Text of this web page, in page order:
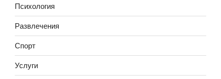
Психология
Развлечения
Спорт
Услуги